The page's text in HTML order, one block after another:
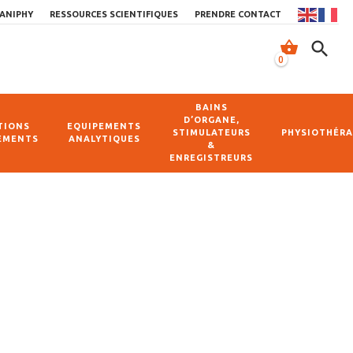
0
shopping_basket search
RESSOURCES SCIENTIFIQUES PRENDRE CONTACT
EQUIPEMENTS
ANALYTIQUES
BAINS
D’ORGANE,
STIMULATEURS
&
ENREGISTREURS